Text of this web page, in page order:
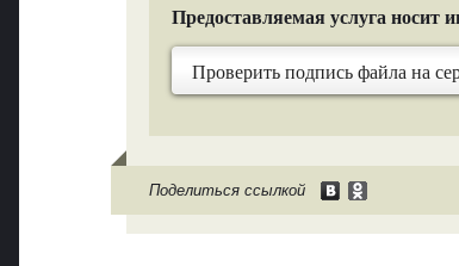
Предоставляемая услуга носит
Проверить подпись файла на
Поделиться ссылкой